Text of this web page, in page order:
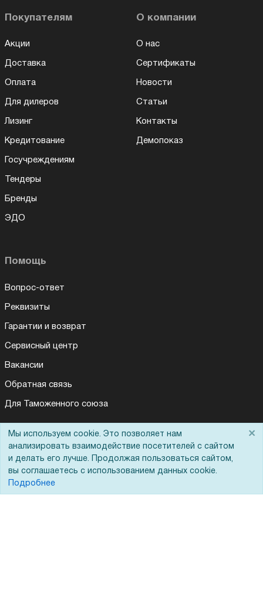
Покупателям
Акции
Доставка
Оплата
Для дилеров
Лизинг
Кредитование
Госучреждениям
Тендеры
Бренды
ЭДО
О компании
О нас
Сертификаты
Новости
Статьи
Контакты
Демопоказ
Помощь
Вопрос-ответ
Реквизиты
Гарантии и возврат
Сервисный центр
Вакансии
Обратная связь
Для Таможенного союза
Запрос актов сверки
Мы используем cookie. Это позволяет нам
анализировать взаимодействие посетителей с сайтом
и делать его лучше. Продолжая пользоваться сайтом,
вы соглашаетесь с использованием данных cookie.
Подробнее
×